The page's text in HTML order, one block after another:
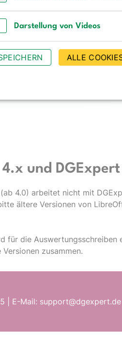
1 arbeiten
wir nach 12 Jahren den
ist.
und DGExpert
4.0) arbeitet nicht mit
ältere Versionen von
für die
zusammen.
| E-Mail:
Darstellung von Videos
ALLE